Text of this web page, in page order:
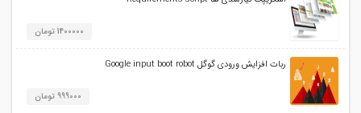
1400000 تومان
ربات افزایش ورودی گوگل Google input boot robot
999000 تومان